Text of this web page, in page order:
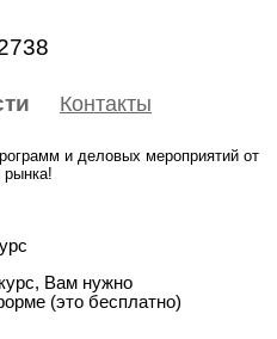
Контакты
и деловых мероприятий от
рынка!
Вам нужно
(это бесплатно)